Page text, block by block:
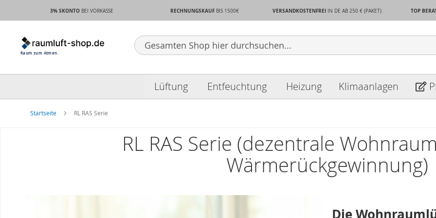
3% SKONTO BEI VORKASSE RECHNUNGSKAUF BIS 1500€ VERSANDKOSTENFREI IN DE AB 250 € (PAKET) TOP
Search
Lüftung Entfeuchtung Heizung Klimaanlagen
Startseite RL RAS Serie
RL RAS Serie (dezentrale
Wärmerückgewinnung)
Die